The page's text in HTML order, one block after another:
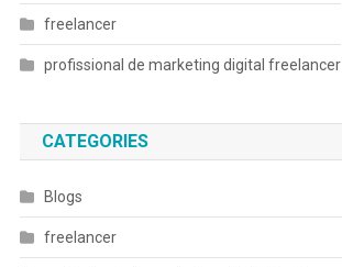
freelancer
profissional de marketing digital freelancer
CATEGORIES
Blogs
freelancer